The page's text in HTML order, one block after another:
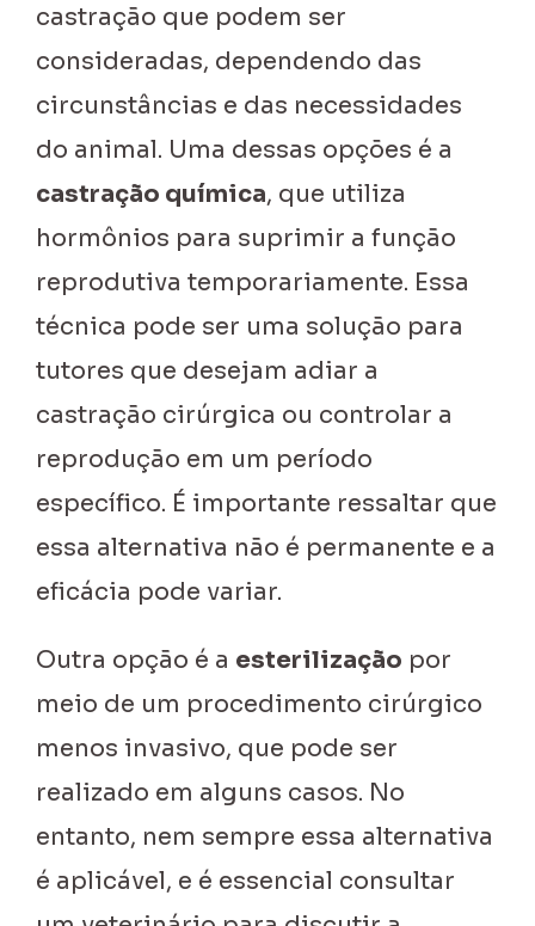
castração que podem ser
consideradas, dependendo das
circunstâncias e das necessidades
do animal. Uma dessas opções é a
castração química, que utiliza
hormônios para suprimir a função
reprodutiva temporariamente. Essa
técnica pode ser uma solução para
tutores que desejam adiar a
castração cirúrgica ou controlar a
reprodução em um período
específico. É importante ressaltar que
essa alternativa não é permanente e a
eficácia pode variar.
Outra opção é a esterilização por
meio de um procedimento cirúrgico
menos invasivo, que pode ser
realizado em alguns casos. No
entanto, nem sempre essa alternativa
é aplicável, e é essencial consultar